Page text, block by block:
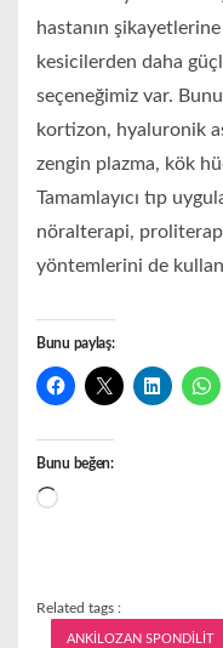
hastanın
kesicilerden daha
seçeneğimiz var.
kortizon, hyaluronik
zengin plazma, kök
Tamamlayıcı tıp
nöralterapi,
yöntemlerini de
Bunu paylaş:
Bunu beğen:
Yükleniyor...
Related tags :
ANKİLOZAN SPONDİLİT